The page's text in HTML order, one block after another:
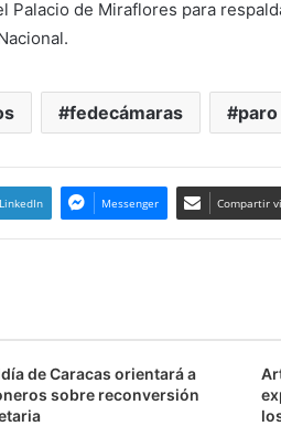
Palacio de Miraflores para
fedecámaras paro
LinkedIn Messenger Compartir
de Caracas orientará a
sobre reconversión